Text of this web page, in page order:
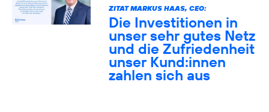
ZITAT MARKUS HAAS, CEO:
Die Investitionen in
unser sehr gutes Netz
und die Zufriedenheit
unser Kund:innen
zahlen sich aus